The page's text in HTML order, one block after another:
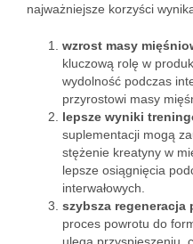
najważniejsze korzyści
wzrost masy
kluczową rolę w
wydolność podczas
przyrostowi masy
lepsze wyniki
suplementacji mogą
stężenie kreatyny w
lepsze osiągnięcia
interwałowych.
szybsza regeneracja
proces powrotu do